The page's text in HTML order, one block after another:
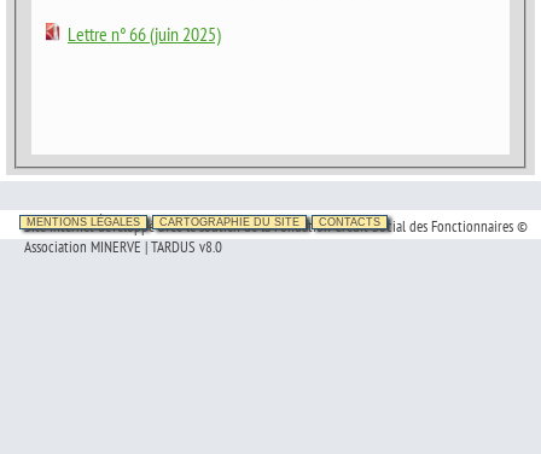
Lettre n° 66 (juin 2025)
MENTIONS LÉGALES CARTOGRAPHIE DU SITE CONTACTS
Site Internet développé avec le soutien de la Fondation Crédit Social des Fonctionnaires ©
Association MINERVE | TARDUS v8.0